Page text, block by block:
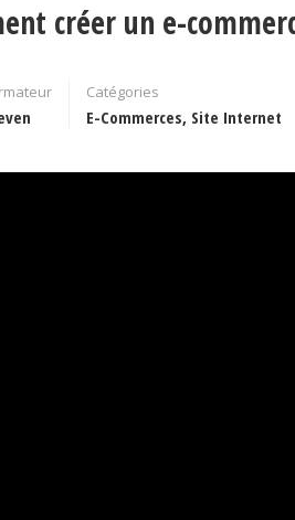
créer un e-
Catégories
E-Commerces, Site Internet